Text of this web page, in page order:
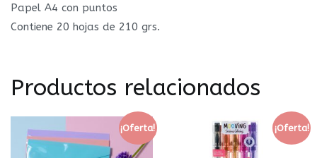
Papel A4 con puntos
Contiene 20 hojas de 210 grs.
Productos relacionados
¡Oferta! ¡Oferta!